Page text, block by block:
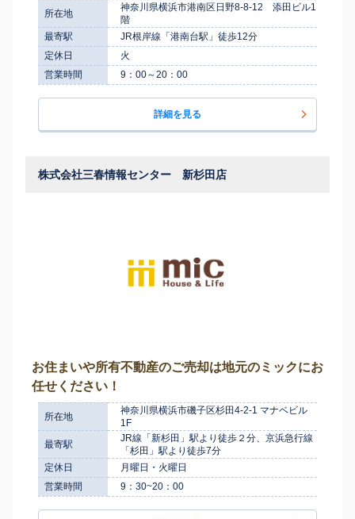
所在地
神奈川県横浜市港南区日野8-8-12 添田ビル1
階
最寄駅
JR根岸線「港南台駅」徒歩12分
定休日
火
営業時間
9：00～20：00
詳細を見る
株式会社三春情報センター 新杉田店
お住まいや所有不動産のご売却は地元のミックにお
任せください！
所在地
神奈川県横浜市磯子区杉田4-2-1 マナベビル
1F
最寄駅
JR線「新杉田」駅より徒歩２分、京浜急行線
「杉田」駅より徒歩7分
定休日
月曜日・火曜日
営業時間
9：30~20：00